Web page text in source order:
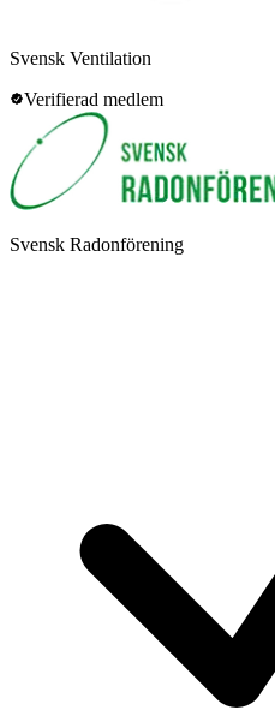
Svensk Ventilation
Verifierad medlem
Svensk Radonförening